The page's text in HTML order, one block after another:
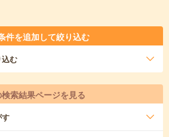
件を追加して絞り込む
む
索結果ページを見る